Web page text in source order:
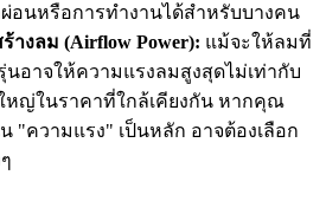
อนหรือการทำงานได้สำหรับบางคน
างลม (Airflow Power): แม้จะให้ลมที่
อาจให้ความแรงลมสูงสุดไม่เท่ากับ
ญ่ในราคาที่ใกล้เคียงกัน หากคุณ
"ความแรง" เป็นหลัก อาจต้องเลือก